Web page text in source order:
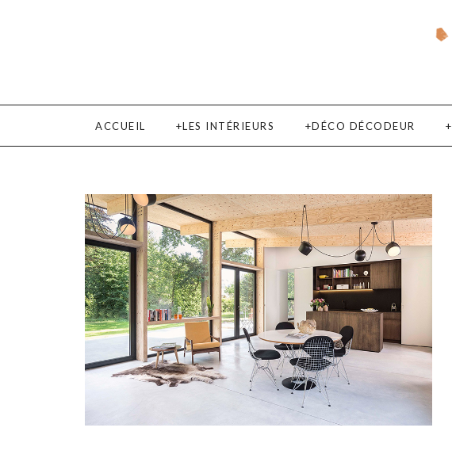
ACCUEIL LES INTÉRIEURS DÉCO DÉCODEUR